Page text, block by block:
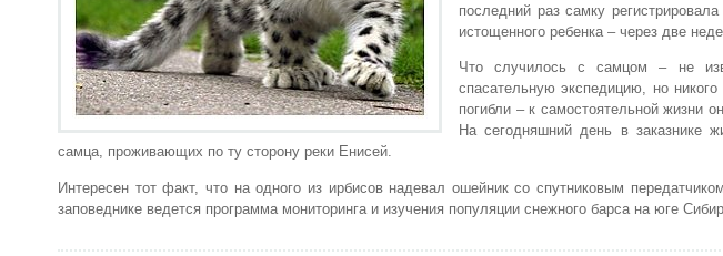
последний раз самку
истощенного ребенка – через две
Что случилось с самцом – не
спасательную экспедицию, но
погибли – к самостоятельной жизни
На сегодняшний день в заказнике
самца, проживающих по ту сторону реки Енисей.
Интересен тот факт, что на одного из ирбисов надевал ошейник со спутниковым
заповеднике ведется программа мониторинга и изучения популяции снежного барса на юге